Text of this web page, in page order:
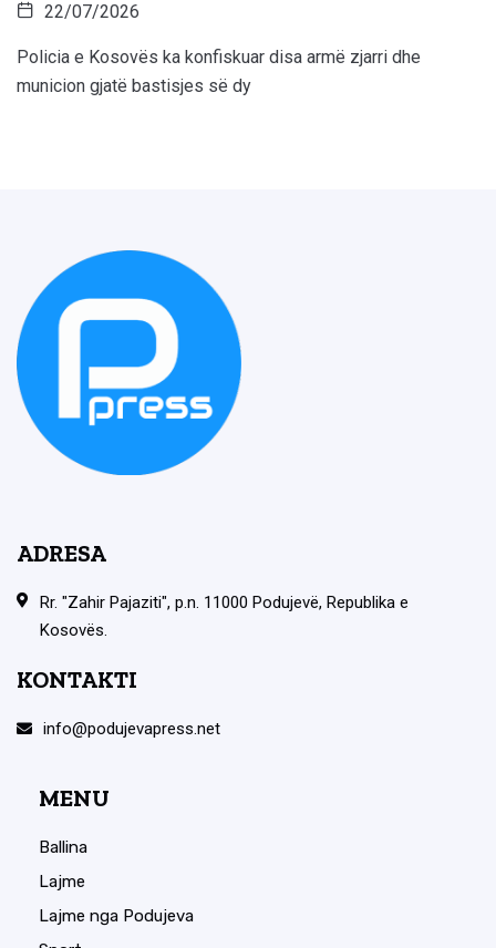
22/07/2026
Policia e Kosovës ka konfiskuar disa armë zjarri dhe
municion gjatë bastisjes së dy
ADRESA
Rr. "Zahir Pajaziti", p.n. 11000 Podujevë, Republika e
Kosovës.
KONTAKTI
info@podujevapress.net
MENU
Ballina
Lajme
Lajme nga Podujeva